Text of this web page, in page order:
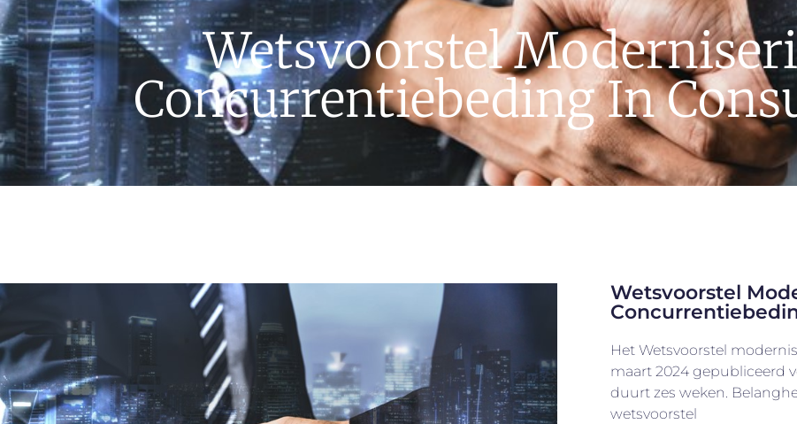
Wetsvoorstel
Concurrentiebeding In
Wetsvoorstel
Het Wetsvoorstel
maart 2024 gepubliceerd
duurt zes weken.
wetsvoorstel